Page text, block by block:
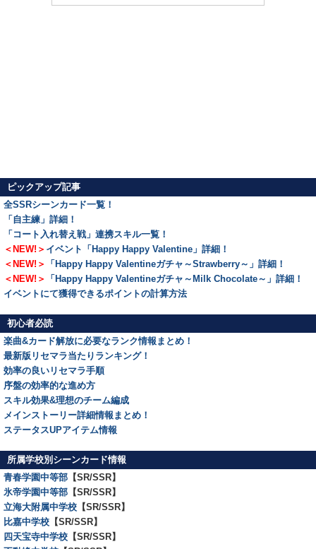
ピックアップ記事
全SSRシーンカード一覧！
「自主練」詳細！
「コート入れ替え戦」連携スキル一覧！
＜NEW!＞ イベント「Happy Happy Valentine」詳細！
＜NEW!＞
「Happy Happy Valentineガチャ～Strawberry～」詳細！
＜NEW!＞
「Happy Happy Valentineガチャ～Milk Chocolate～」詳細！
イベントにて獲得できるポイントの計算方法
初心者必読
楽曲&カード解放に必要なランク情報まとめ！
最新版リセマラ当たりランキング！
効率の良いリセマラ手順
序盤の効率的な進め方
スキル効果&理想のチーム編成
メインストーリー詳細情報まとめ！
ステータスUPアイテム情報
所属学校別シーンカード情報
青春学園中等部 【SR/SSR】
氷帝学園中等部 【SR/SSR】
立海大附属中学校 【SR/SSR】
比嘉中学校 【SR/SSR】
四天宝寺中学校 【SR/SSR】